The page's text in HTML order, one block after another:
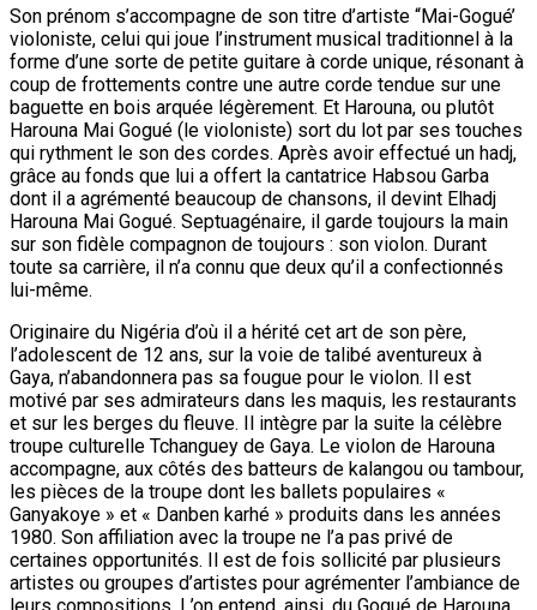
Son prénom s’accompagne de son titre d’artiste “Mai-Gogué’
violoniste, celui qui joue l’instrument musical traditionnel à la
forme d’une sorte de petite guitare à corde unique, résonant à
coup de frottements contre une autre corde tendue sur une
baguette en bois arquée légèrement. Et Harouna, ou plutôt
Harouna Mai Gogué (le violoniste) sort du lot par ses touches
qui rythment le son des cordes. Après avoir effectué un hadj,
grâce au fonds que lui a offert la cantatrice Habsou Garba
dont il a agrémenté beaucoup de chansons, il devint Elhadj
Harouna Mai Gogué. Septuagénaire, il garde toujours la main
sur son fidèle compagnon de toujours : son violon. Durant
toute sa carrière, il n’a connu que deux qu’il a confectionnés
lui-même.
Originaire du Nigéria d’où il a hérité cet art de son père,
l’adolescent de 12 ans, sur la voie de talibé aventureux à
Gaya, n’abandonnera pas sa fougue pour le violon. Il est
motivé par ses admirateurs dans les maquis, les restaurants
et sur les berges du fleuve. Il intègre par la suite la célèbre
troupe culturelle Tchanguey de Gaya. Le violon de Harouna
accompagne, aux côtés des batteurs de kalangou ou tambour,
les pièces de la troupe dont les ballets populaires «
Ganyakoye » et « Danben karhé » produits dans les années
1980. Son affiliation avec la troupe ne l’a pas privé de
certaines opportunités. Il est de fois sollicité par plusieurs
artistes ou groupes d’artistes pour agrémenter l’ambiance de
leurs compositions. L’on entend, ainsi, du Gogué de Harouna